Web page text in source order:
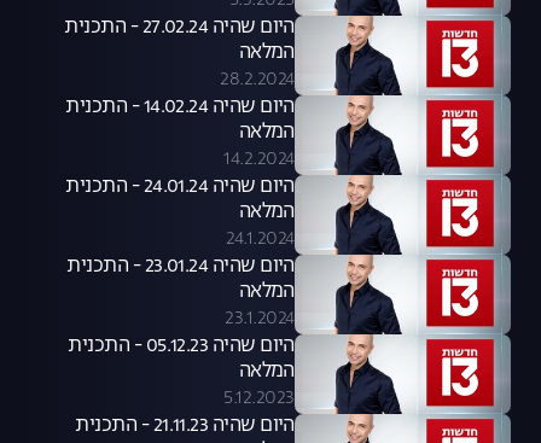
היום שהיה 27.02.24 - התכנית
המלאה
28.2.2024
היום שהיה 14.02.24 - התכנית
המלאה
14.2.2024
היום שהיה 24.01.24 - התכנית
המלאה
24.1.2024
היום שהיה 23.01.24 - התכנית
המלאה
23.1.2024
היום שהיה 05.12.23 - התכנית
המלאה
5.12.2023
היום שהיה 21.11.23 - התכנית